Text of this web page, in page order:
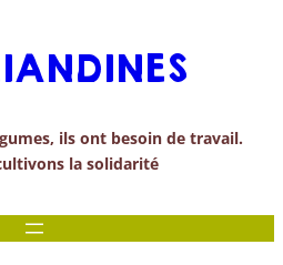
ils ont besoin de travail.
la solidarité